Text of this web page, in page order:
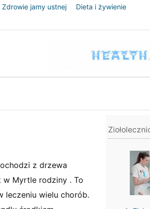
Zdrowie jamy ustnej Dieta i żywienie
z drzewa
w Myrtle rodziny . To
leczeniu wielu chorób.